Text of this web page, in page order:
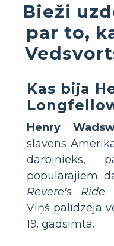
Bieži
par to,
Kas bija
Henry
slavens
darbinieks,
populārajiem
Revere's Ride
Viņš palīdzēja
19. gadsimtā.